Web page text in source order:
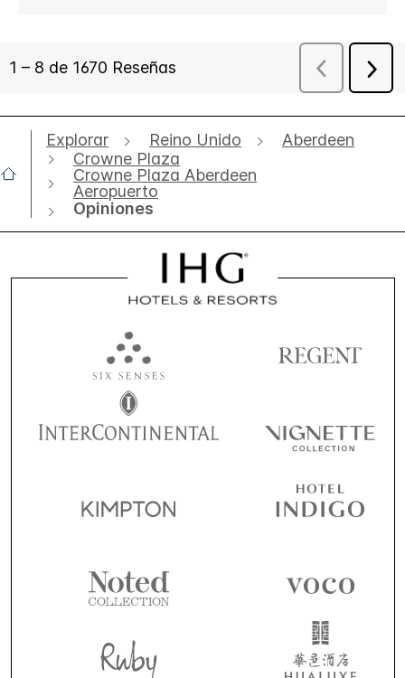
Explorar Reino Unido
Aberdeen
Crowne Plaza
Crowne Plaza Aberdeen
Aeropuerto
Opiniones